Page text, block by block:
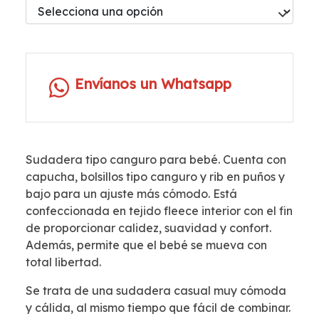
Envíanos un Whatsapp
Sudadera tipo canguro para bebé. Cuenta con
capucha, bolsillos tipo canguro y rib en puños y
bajo para un ajuste más cómodo. Está
confeccionada en tejido fleece interior con el fin
de proporcionar calidez, suavidad y confort.
Además, permite que el bebé se mueva con
total libertad.
Se trata de una sudadera casual muy cómoda
y cálida, al mismo tiempo que fácil de combinar.